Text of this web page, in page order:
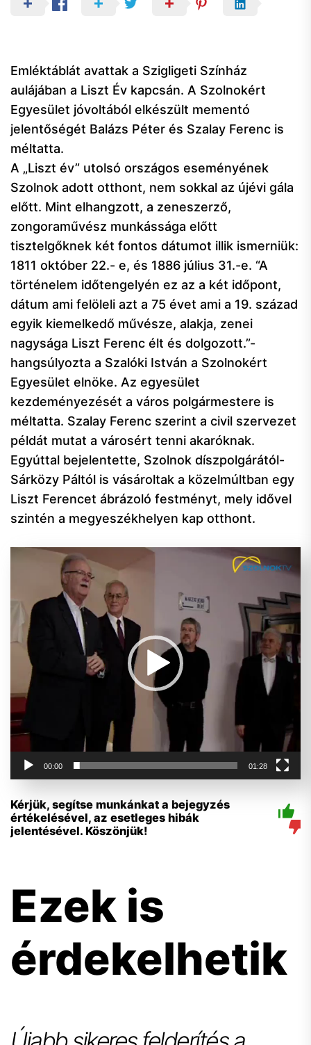
Emléktáblát avattak a Szigligeti Színház
aulájában a Liszt Év kapcsán. A Szolnokért
Egyesület jóvoltából elkészült mementó
jelentőségét Balázs Péter és Szalay Ferenc is
méltatta.
A „Liszt év” utolsó országos eseményének
Szolnok adott otthont, nem sokkal az újévi gála
előtt. Mint elhangzott, a zeneszerző,
zongoraművész munkássága előtt
tisztelgőknek két fontos dátumot illik ismerniük:
1811 október 22.- e, és 1886 július 31.-e. “A
történelem időtengelyén ez az a két időpont,
dátum ami felöleli azt a 75 évet ami a 19. század
egyik kiemelkedő művésze, alakja, zenei
nagysága Liszt Ferenc élt és dolgozott.”-
hangsúlyozta a Szalóki István a Szolnokért
Egyesület elnöke. Az egyesület
kezdeményezését a város polgármestere is
méltatta. Szalay Ferenc szerint a civil szervezet
példát mutat a városért tenni akaróknak.
Egyúttal bejelentette, Szolnok díszpolgárától-
Sárközy Páltól is vásároltak a közelmúltban egy
Liszt Ferencet ábrázoló festményt, mely idővel
szintén a megyeszékhelyen kap otthont.
Videólejátszó
00:00 01:28
Kérjük, segítse munkánkat a bejegyzés
értékelésével, az esetleges hibák
jelentésével. Köszönjük!
Ezek is
érdekelhetik